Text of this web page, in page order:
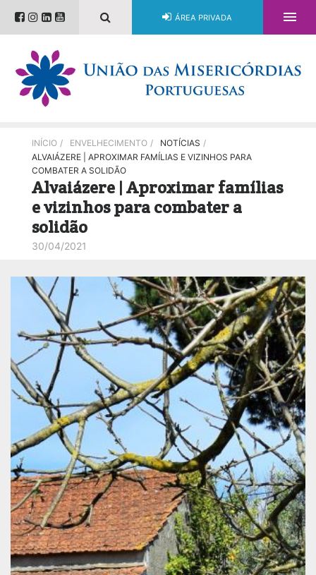
ÁREA PRIVADA 
INÍCIO / ENVELHECIMENTO / NOTÍCIAS /
ALVAIÁZERE | APROXIMAR FAMÍLIAS E VIZINHOS PARA
COMBATER A SOLIDÃO
Alvaiázere | Aproximar famílias
e vizinhos para combater a
solidão
30/04/2021